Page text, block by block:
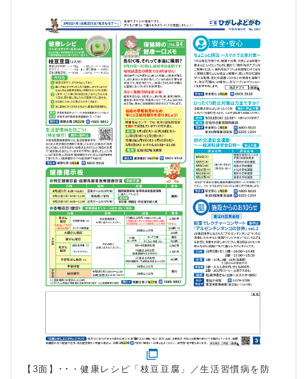
【3面】･･・健康レシピ「枝豆豆腐」／生活習慣病を防